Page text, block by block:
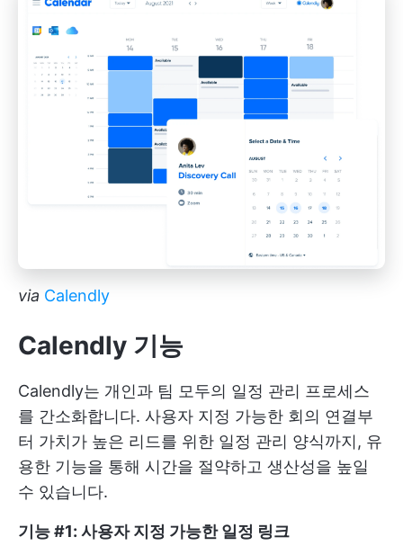
via Calendly
Calendly 기능
Calendly는 개인과 팀 모두의 일정 관리 프로세스
를 간소화합니다. 사용자 지정 가능한 회의 연결부
터 가치가 높은 리드를 위한 일정 관리 양식까지, 유
용한 기능을 통해 시간을 절약하고 생산성을 높일
수 있습니다.
기능 #1: 사용자 지정 가능한 일정 링크